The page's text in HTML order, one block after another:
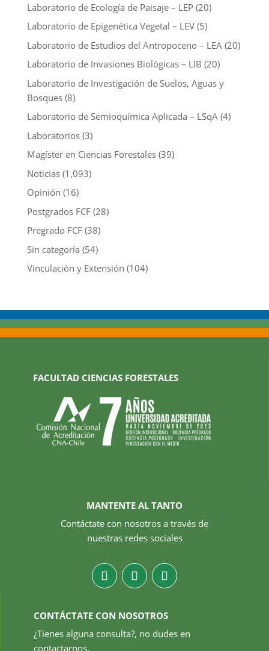
Laboratorio de Ecología de Paisaje – LEP(20)
Laboratorio de Epigenética Vegetal – LEV(5)
Laboratorio de Estudios del Antropoceno – LEA (20)
Laboratorio de Invasiones Biológicas – LIB (20)
Laboratorio de Investigación de Suelos, Aguas y
Bosques(8)
Laboratorio de Semioquímica Aplicada – LSqA(4)
Laboratorios(3)
Magíster en Ciencias Forestales(39)
Noticias(1,093)
Opinión (16)
Postgrados FCF(28)
Pregrado FCF(38)
Sin categoría (54)
Vinculación y Extensión (104)
FACULTAD CIENCIAS FORESTALES
MANTENTE AL TANTO
Contáctate con nosotros a través de
nuestras redes sociales
CONTÁCTATE CON NOSOTROS
¿Tienes alguna consulta?, no dudes en
contactarnos.